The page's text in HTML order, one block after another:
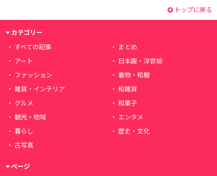
トップに戻る
カテゴリー
すべての記事
まとめ
アート
日本画・浮世絵
ファッション
着物・和服
雑貨・インテリア
和雑貨
グルメ
和菓子
観光・地域
エンタメ
暮らし
歴史・文化
古写真
ページ